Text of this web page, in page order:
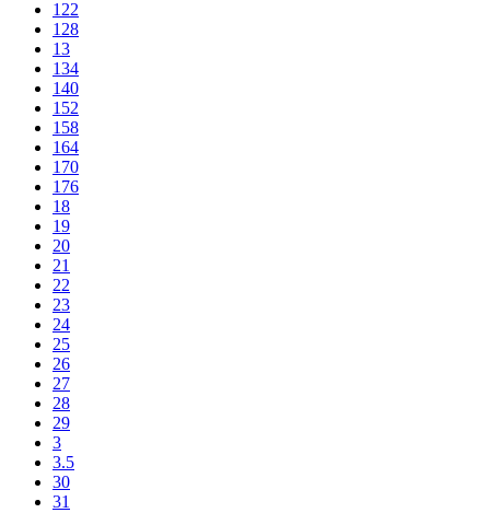
122
128
13
134
140
152
158
164
170
176
18
19
20
21
22
23
24
25
26
27
28
29
3
3.5
30
31